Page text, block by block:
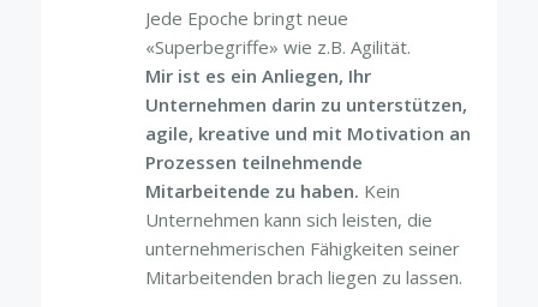
Jede Epoche bringt neue
«Superbegriffe» wie z.B. Agilität.
Mir ist es ein Anliegen, Ihr
Unternehmen darin zu unterstützen,
agile, kreative und mit Motivation an
Prozessen teilnehmende
Mitarbeitende zu haben. Kein
Unternehmen kann sich leisten, die
unternehmerischen Fähigkeiten seiner
Mitarbeitenden brach liegen zu lassen.